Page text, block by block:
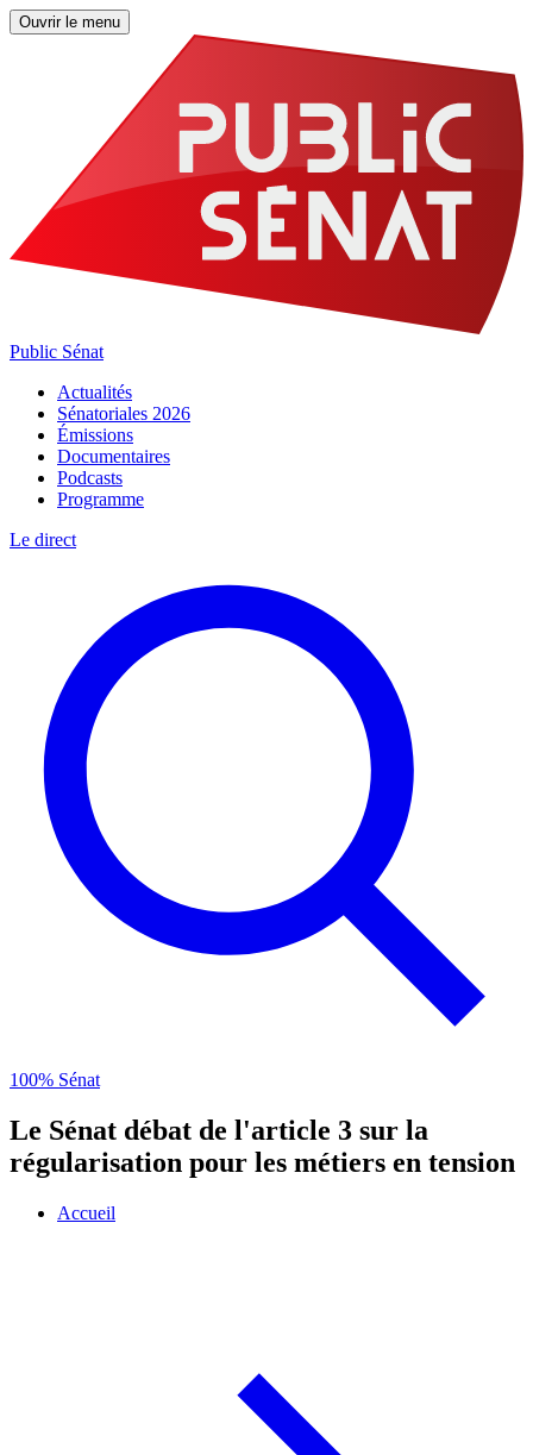
Ouvrir le menu
Public Sénat
Actualités
Sénatoriales 2026
Émissions
Documentaires
Podcasts
Programme
Le direct
100% Sénat
Le Sénat débat de l'article 3 sur la
régularisation pour les métiers en tension
Accueil